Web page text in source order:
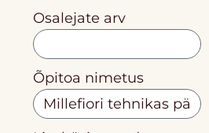
Osalejate arv
Õpitoa nimetus